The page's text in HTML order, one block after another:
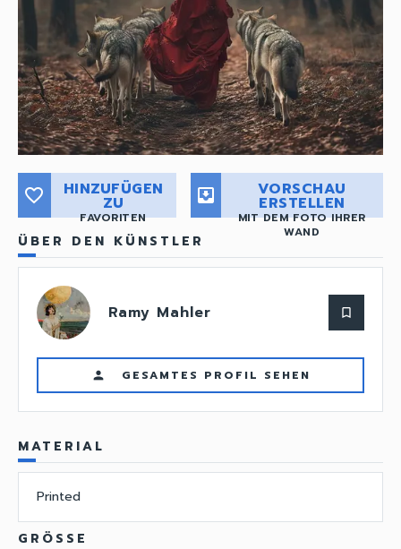
favorite_border HINZUFÜGEN
ZU
FAVORITEN
move_to_inbox VORSCHAU
ERSTELLEN
MIT DEM FOTO IHRER
WAND
ÜBER DEN KÜNSTLER
Ramy Mahler bookmark_border
person GESAMTES PROFIL SEHEN
MATERIAL
Printed
GRÖSSE